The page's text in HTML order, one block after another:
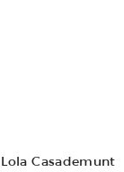
Lola Casademunt